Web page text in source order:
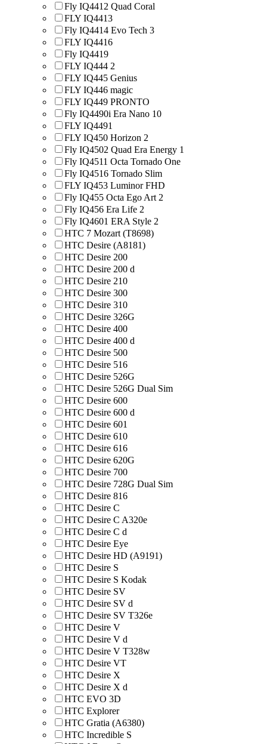
Fly IQ4412 Quad Coral
FLY IQ4413
Fly IQ4414 Evo Tech 3
FLY IQ4416
Fly IQ4419
FLY IQ444 2
FLY IQ445 Genius
FLY IQ446 magic
FLY IQ449 PRONTO
Fly IQ4490i Era Nano 10
FLY IQ4491
FLY IQ450 Horizon 2
Fly IQ4502 Quad Era Energy 1
Fly IQ4511 Octa Tornado One
Fly IQ4516 Tornado Slim
FLY IQ453 Luminor FHD
Fly IQ455 Octa Ego Art 2
Fly IQ456 Era Life 2
Fly IQ4601 ERA Style 2
HTC 7 Mozart (T8698)
HTC Desire (A8181)
HTC Desire 200
HTC Desire 200 d
HTC Desire 210
HTC Desire 300
HTC Desire 310
HTC Desire 326G
HTC Desire 400
HTC Desire 400 d
HTC Desire 500
HTC Desire 516
HTC Desire 526G
HTC Desire 526G Dual Sim
HTC Desire 600
HTC Desire 600 d
HTC Desire 601
HTC Desire 610
HTC Desire 616
HTC Desire 620G
HTC Desire 700
HTC Desire 728G Dual Sim
HTC Desire 816
HTC Desire C
HTC Desire C A320e
HTC Desire C d
HTC Desire Eye
HTC Desire HD (A9191)
HTC Desire S
HTC Desire S Kodak
HTC Desire SV
HTC Desire SV d
HTC Desire SV T326e
HTC Desire V
HTC Desire V d
HTC Desire V T328w
HTC Desire VT
HTC Desire X
HTC Desire X d
HTC EVO 3D
HTC Explorer
HTC Gratia (A6380)
HTC Incredible S